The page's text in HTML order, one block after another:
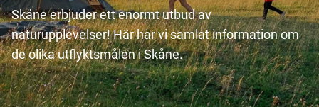
Skåne erbjuder ett enormt utbud av
naturupplevelser! Här har vi samlat information om
de olika utflyktsmålen i Skåne.